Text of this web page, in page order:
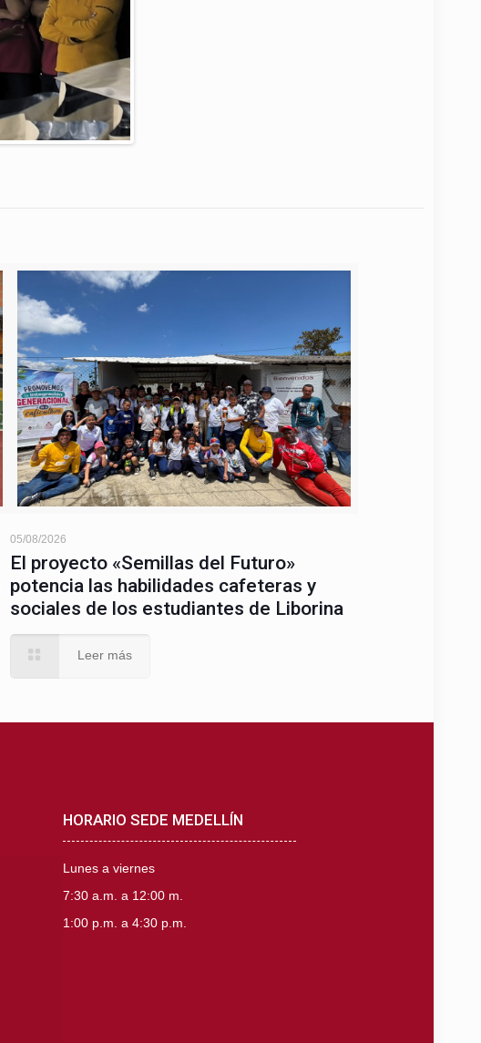
05/08/2026
El proyecto «Semillas del Futuro»
potencia las habilidades cafeteras y
sociales de los estudiantes de Liborina
Leer más
HORARIO SEDE MEDELLÍN
Lunes a viernes
7:30 a.m. a 12:00 m.
1:00 p.m. a 4:30 p.m.